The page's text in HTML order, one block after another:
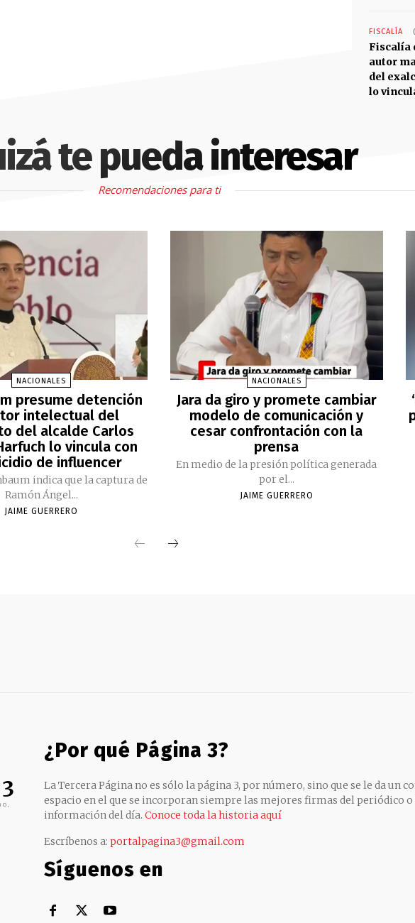
FISCALÍA
Fiscalía
autor
del
lo
te pueda interesar
Recomendaciones para ti
NACIONALES
presume detención
intelectual del
del alcalde Carlos
lo vincula con
de influencer
indica que la captura de
Ramón Ángel...
JAIME GUERRERO
NACIONALES
Jara da giro y promete cambiar
modelo de comunicación y
cesar confrontación con la
prensa
En medio de la presión política generada
por el...
JAIME GUERRERO
¿Por qué Página 3?
La Tercera Página no es sólo la página 3, por número, sino que se le da un
espacio en el que se incorporan siempre las mejores firmas del periódico
información del día. Conoce toda la historia aquí
Escríbenos a: portalpagina3@gmail.com
Síguenos en